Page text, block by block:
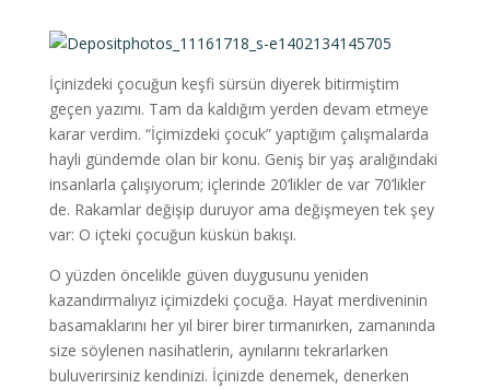
İçinizdeki çocuğun keşfi sürsün diyerek bitirmiştim
geçen yazımı. Tam da kaldığım yerden devam etmeye
karar verdim. “İçimizdeki çocuk” yaptığım çalışmalarda
hayli gündemde olan bir konu. Geniş bir yaş aralığındaki
insanlarla çalışıyorum; içlerinde 20’likler de var 70’likler
de. Rakamlar değişip duruyor ama değişmeyen tek şey
var: O içteki çocuğun küskün bakışı.
O yüzden öncelikle güven duygusunu yeniden
kazandırmalıyız içimizdeki çocuğa. Hayat merdiveninin
basamaklarını her yıl birer birer tırmanırken, zamanında
size söylenen nasihatlerin, aynılarını tekrarlarken
buluverirsiniz kendinizi. İçinizde denemek, denerken